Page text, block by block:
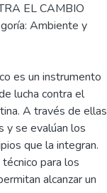
EL CAMBIO
Ambiente y
es un instrumento
lucha contra el
A través de ellas
y se evalúan los
que la integran.
para los
alcanzar un